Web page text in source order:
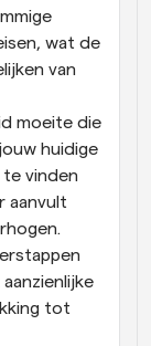
wat de
van
moeite die
huidige
vinden
aanvult
tot